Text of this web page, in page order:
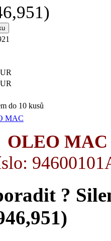
do 10 kusů
MAC
OLEO MAC
?